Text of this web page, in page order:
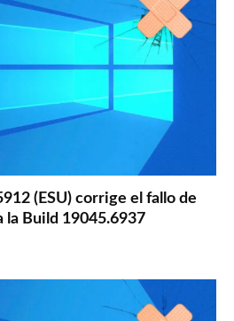
(ESU) corrige el fallo de
la Build 19045.6937